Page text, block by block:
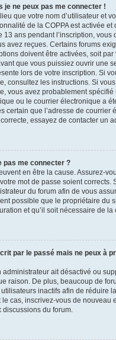
je ne peux pas me connecter !
que votre nom d’utilisateur et
de la COPPA est activée et
13 ans pendant l’inscription, vous
avez reçues. Certains forums
doivent être activées, soit
que vous puissiez ouvrir une
lors de votre inscription. Si
consultez les instructions. Si
vous avez probablement
ou le courrier électronique a
certain que l’adresse de courrier
essayez de contacter un
pas me connecter ?
en être la cause. Assurez-
mot de passe soient corrects.
du forum afin de vous
possible que le propriétaire du
et qu’il soit nécessaire de la
par le passé mais ne peux à
administrateur ait désactivé ou
raison. De plus, beaucoup de
inactifs afin de réduire
le cas, inscrivez-vous de nouveau
discussions du forum.